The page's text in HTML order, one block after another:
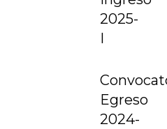
2025-
I
Egreso
2024-